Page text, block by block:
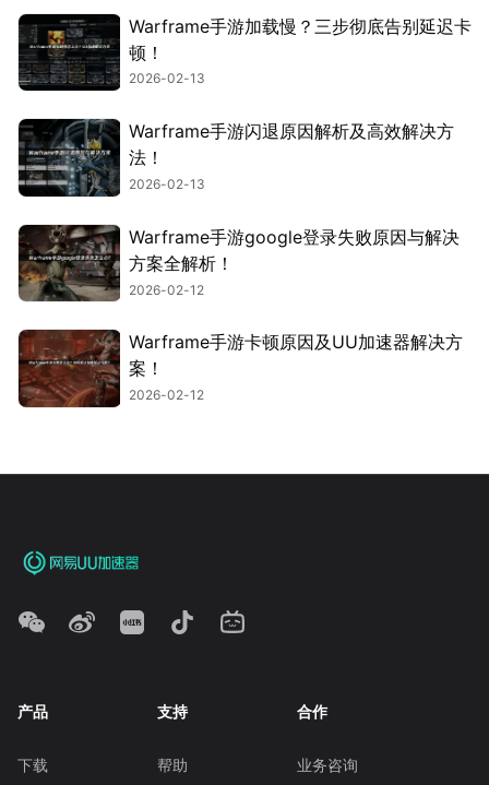
Warframe手游加载慢？三步彻底告别延迟卡
顿！
2026-02-13
Warframe手游闪退原因解析及高效解决方
法！
2026-02-13
Warframe手游google登录失败原因与解决
方案全解析！
2026-02-12
Warframe手游卡顿原因及UU加速器解决方
案！
2026-02-12
产品
下载
支持
帮助
合作
业务咨询